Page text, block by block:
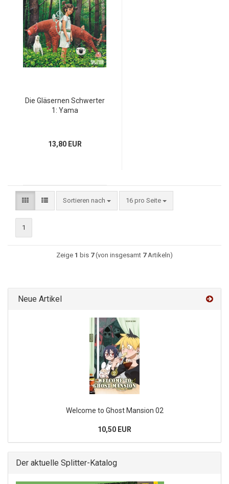
Die Gläsernen Schwerter
1: Yama
13,80 EUR
Sortieren nach 16 pro Seite
1
Zeige 1 bis 7(von insgesamt 7Artikeln)
Neue Artikel
Welcome to Ghost Mansion 02
10,50 EUR
Der aktuelle Splitter-Katalog